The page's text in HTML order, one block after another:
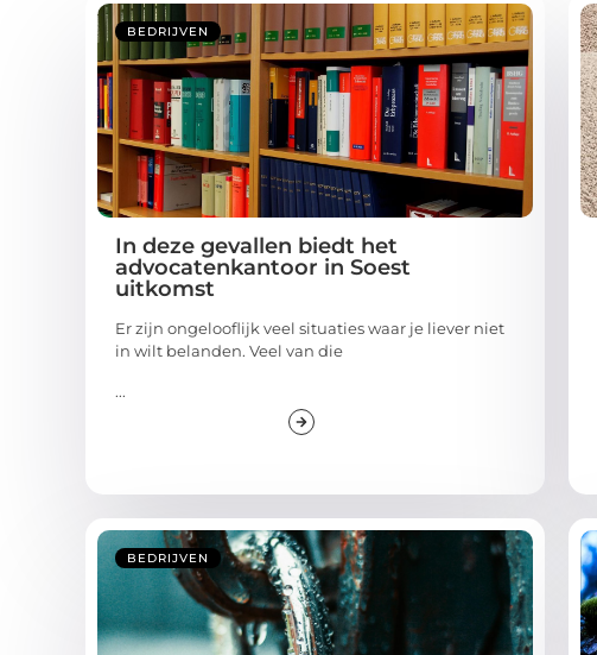
BEDRIJVEN
In deze gevallen biedt het
advocatenkantoor in Soest
uitkomst
Er zijn ongelooflijk veel situaties waar je liever niet
in wilt belanden. Veel van die
...
BEDRIJVEN